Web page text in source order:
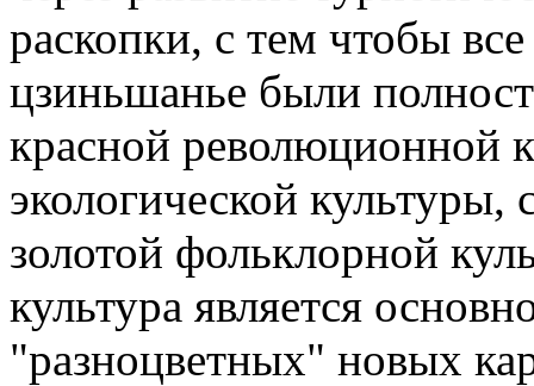
раскопки, с тем чтобы
цзиньшанье были
красной революционной
экологической
золотой фольклорной
культура является
"разноцветных" новых